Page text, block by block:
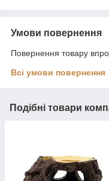
Умови повернення
Повернення товару
Всі умови повернення
Подібні товари